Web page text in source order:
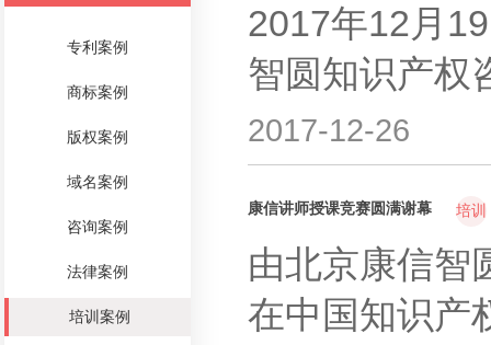
专利案例
商标案例
版权案例
域名案例
咨询案例
法律案例
培训案例
2017年12月
智圆知识产权
2017-12-26
康信讲师授课竞赛圆满谢幕 培训
由北京康信智
在中国知识产